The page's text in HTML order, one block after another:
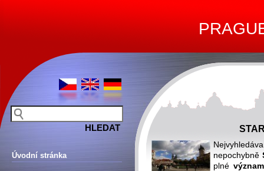
Úvodní stránka
nepochybně
plné